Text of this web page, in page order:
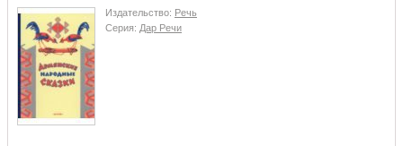
Издательство: Речь
Серия: Дар Речи